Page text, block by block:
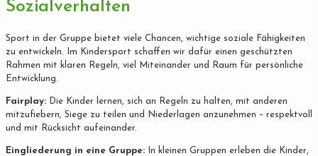
Sozialverhalten
Sport in der Gruppe bietet viele Chancen, wichtige soziale Fähigkeiten
zu entwickeln. Im Kindersport schaffen wir dafür einen geschützten
Rahmen mit klaren Regeln, viel Miteinander und Raum für persönliche
Entwicklung.
Fairplay: Die Kinder lernen, sich an Regeln zu halten, mit anderen
mitzufiebern, Siege zu teilen und Niederlagen anzunehmen – respektvoll
und mit Rücksicht aufeinander.
Eingliederung in eine Gruppe: In kleinen Gruppen erleben die Kinder,